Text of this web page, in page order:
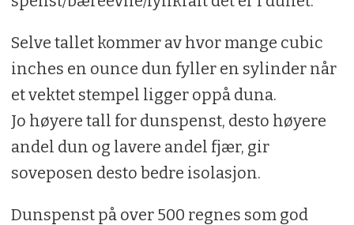
Selve tallet kommer av hvor mange cubic
inches en ounce dun fyller en sylinder når
et vektet stempel ligger oppå duna.
Jo høyere tall for dunspenst, desto høyere
andel dun og lavere andel fjær, gir
soveposen desto bedre isolasjon.
Dunspenst på over 500 regnes som god